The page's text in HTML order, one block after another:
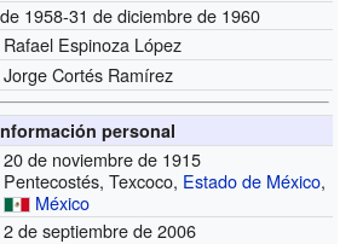
1958-31 de diciembre de 1960
Rafael Espinoza López
Jorge Cortés Ramírez
personal
20 de noviembre de 1915
Pentecostés, Texcoco, Estado de México,
México
2 de septiembre de 2006